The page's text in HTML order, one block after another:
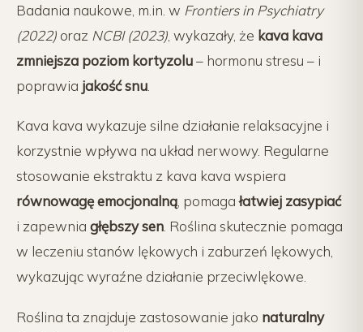
Badania naukowe, m.in. w Frontiers in Psychiatry
(2022) oraz NCBI (2023) , wykazały, że kava kava
zmniejsza poziom kortyzolu– hormonu stresu – i
poprawia jakość snu
Kava kava wykazuje silne działanie relaksacyjne i
korzystnie wpływa na układ nerwowy. Regularne
stosowanie ekstraktu z kava kava wspiera
równowagę emocjonalną, pomagałatwiej zasypiać
i zapewnia głębszy sen. Roślina skutecznie pomaga
w leczeniu stanów lękowych i zaburzeń lękowych,
wykazując wyraźne działanie przeciwlękowe.
Roślina ta znajduje zastosowanie jako naturalny